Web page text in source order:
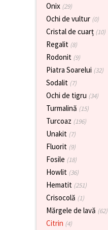
Onix (29)
Ochi de vultur (0)
Cristal de cuarț (10)
Regalit (8)
Rodonit (9)
Piatra Soarelui (32)
Sodalit (7)
Ochi de tigru (34)
Turmalină (15)
Turcoaz (196)
Unakit (7)
Fluorit (9)
Fosile (18)
Howlit (36)
Hematit (251)
Crisocolă (1)
Mărgele de lavă (62)
Citrin (4)